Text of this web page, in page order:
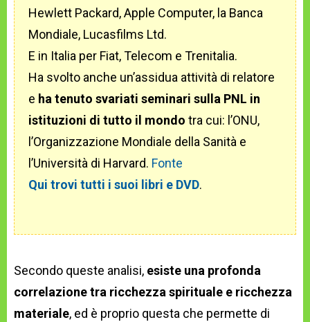
Hewlett Packard, Apple Computer, la Banca
Mondiale, Lucasfilms Ltd.
E in Italia per Fiat, Telecom e Trenitalia.
Ha svolto anche un’assidua attività di relatore
e ha tenuto svariati seminari sulla PNL in
istituzioni di tutto il mondo tra cui: l’ONU,
l’Organizzazione Mondiale della Sanità e
l’Università di Harvard. Fonte
Qui trovi tutti i suoi libri e DVD.
Secondo queste analisi, esiste una profonda
correlazione tra ricchezza spirituale e ricchezza
materiale, ed è proprio questa che permette di